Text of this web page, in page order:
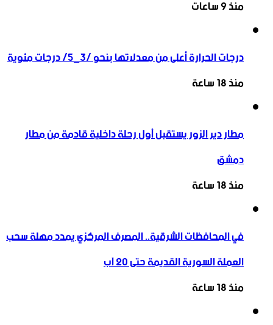
منذ 9 ساعات
درجات الحرارة أعلى من معدلاتها بنحو /3_5/ درجات مئوية
منذ 18 ساعة
مطار دير الزور يستقبل أول رحلة داخلية قادمة من مطار
دمشق
منذ 18 ساعة
في المحافظات الشرقية.. المصرف المركزي يمدد مهلة سحب
العملة السورية القديمة حتى 20 آب
منذ 18 ساعة